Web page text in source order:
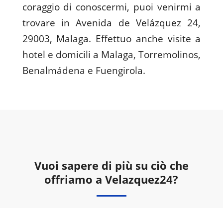
coraggio di conoscermi, puoi venirmi a
trovare in Avenida de Velázquez 24,
29003, Malaga. Effettuo anche visite a
hotel e domicili a Malaga, Torremolinos,
Benalmádena e Fuengirola.
Vuoi sapere di più su ciò che
offriamo a Velazquez24?